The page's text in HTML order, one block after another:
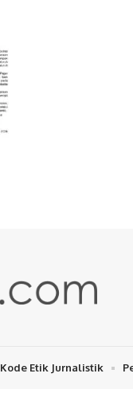
Kode Etik Jurnalistik